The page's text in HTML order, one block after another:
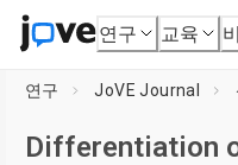
연구 교육
연구 JoVE Journal
Differentiation